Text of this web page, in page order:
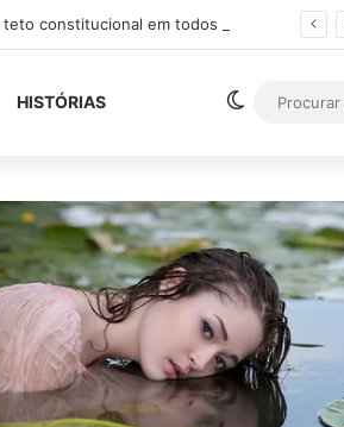
HISTÓRIAS Switch skin